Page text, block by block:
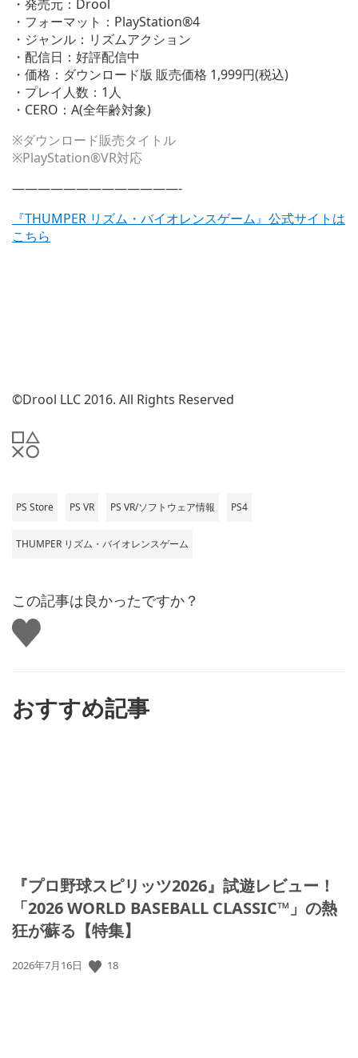
・発売元：Drool
・フォーマット：PlayStation®4
・ジャンル：リズムアクション
・配信日：好評配信中
・価格：ダウンロード版 販売価格 1,999円(税込)
・プレイ人数：1人
・CERO：A(全年齢対象)
※ダウンロード販売タイトル
※PlayStation®VR対応
—————————————-
『THUMPER リズム・バイオレンスゲーム』公式サイトは
こちら
©Drool LLC 2016. All Rights Reserved
PS Store PS VR PS VR/ソフトウェア情報 PS4
THUMPER リズム・バイオレンスゲーム
この記事は良かったですか？
い
い
おすすめ記事
『プロ野球スピリッツ2026』試遊レビュー！
「2026 WORLD BASEBALL CLASSIC™」の熱
狂が蘇る【特集】
公
2026年7月16日 18